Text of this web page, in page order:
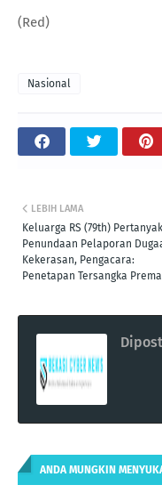
(Red)
Nasional
LEBIH LAMA
Keluarga RS (79th)
Penundaan Pelaporan
Kekerasan, Pengacara:
Penetapan Tersangka
ANDA MUNGKIN